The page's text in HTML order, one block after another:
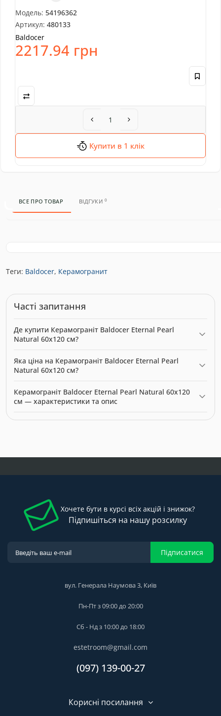
Модель: 54196362
Артикул: 480133
Baldocer
2217.94 грн
Купити в 1 клік
ВСЕ ПРО ТОВАР ВІДГУКИ0
Теги: Baldocer, Керамогранит
Часті запитання
Де купити Керамограніт Baldocer Eternal Pearl
Natural 60x120 см?
купити в нашому інтернет-магазині за ціною 2217.94 грн.
Яка ціна на Керамограніт Baldocer Eternal Pearl
Natural 60x120 см?
60x120 см — 2217.94 грн. Виробник: Baldocer.
Керамограніт Baldocer Eternal Pearl Natural 60x120
см — характеристики та опис
Хочете бути в курсі всіх акцій і знижок?
Підпишіться на нашу розсилку
Підписатися
вул. Генерала Наумова 3, Київ
Пн-Пт з 09:00 до 20:00
Сб - Нд з 10:00 до 18:00
estetroom@gmail.com
(097) 139-00-27
Корисні посилання